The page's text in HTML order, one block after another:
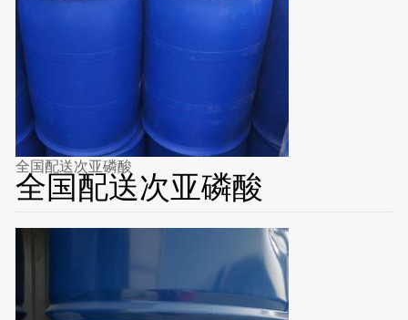
全国配送次亚磷酸
全国配送次亚磷酸